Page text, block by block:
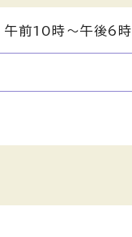
前10時～午後6時